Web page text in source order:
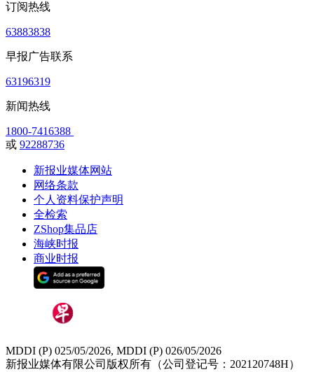
订阅热线
63883838
早报广告联系
63196319
新闻热线
1800-7416388
或 92288736
新报业媒体网站
网络条款
个人资料保护声明
全检索
ZShop集品店
海峡时报
商业时报
MDDI (P) 025/05/2026, MDDI (P) 026/05/2026
新报业媒体有限公司版权所有（公司登记号：202120748H）